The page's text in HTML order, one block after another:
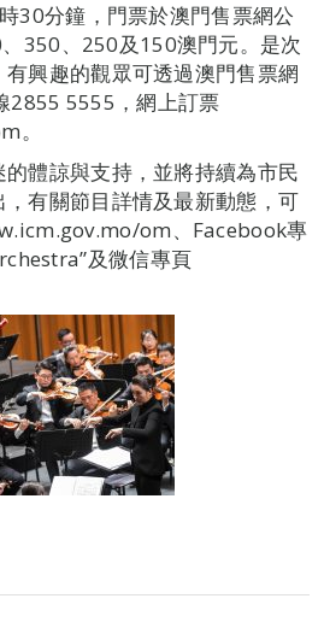
30分鐘，門票於澳門售票網公
350、250及150澳門元。是次
興趣的觀眾可透過澳門售票網
2855 5555，網上訂票
。
體諒與支持，並將持續為市民
有關節目詳情及最新動態，可
om、Facebook專
及微信專頁